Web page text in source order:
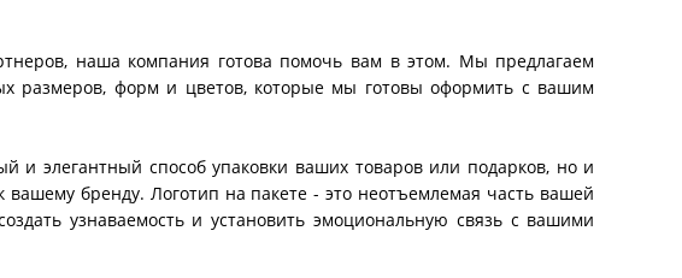
наша компания готова помочь вам в этом. Мы предлагаем
размеров, форм и цветов, которые мы готовы оформить с вашим
и элегантный способ упаковки ваших товаров или подарков, но и
бренду. Логотип на пакете - это неотъемлемая часть вашей
узнаваемость и установить эмоциональную связь с вашими